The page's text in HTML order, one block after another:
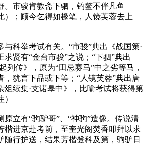
。市骏肯教斋下驷，钓鳌不伴凡鱼
）；顾今乞得如椽笔，人镜芙蓉去上
与科举考试有关。“市骏”典出《战国策·
求贤有“金台市骏”之说；“下驷”典出
起列传》，原为“田忌赛马”中之劣等马，
，犹言下品或下等；“人镜芙蓉”典出唐
俎续集·支诺皋中》，比喻考试将获得第
原立有“驹驴哥”、“神驹”造像。传说清
楷进京赴考前，至奎光阁焚香叩拜以求
随行护送，结果芳楷登科及第，驹驴日